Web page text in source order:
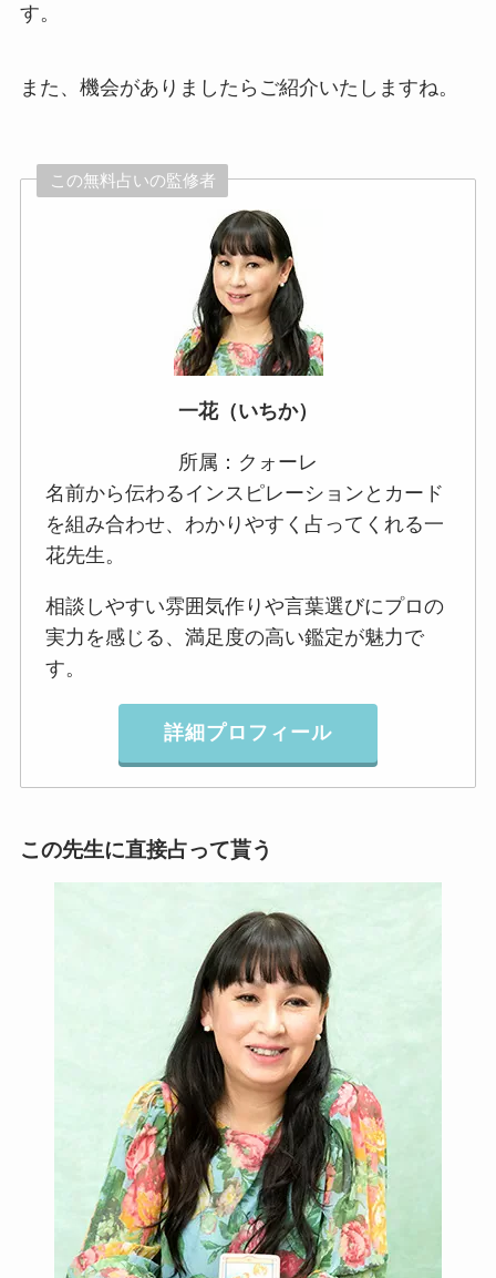
す。
また、機会がありましたらご紹介いたしますね。
この無料占いの監修者
一花（いちか）
所属：クォーレ
名前から伝わるインスピレーションとカード
を組み合わせ、わかりやすく占ってくれる一
花先生。
相談しやすい雰囲気作りや言葉選びにプロの
実力を感じる、満足度の高い鑑定が魅力で
す。
詳細プロフィール
この先生に直接占って貰う